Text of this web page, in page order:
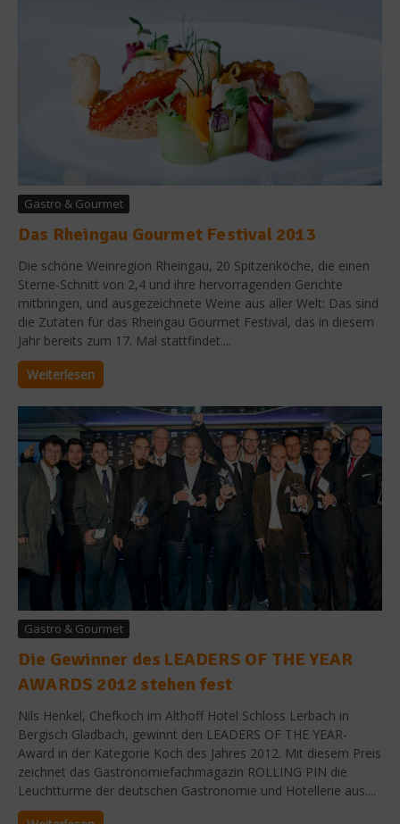
Gastro & Gourmet
Das Rheingau Gourmet Festival 2013
Die schöne Weinregion Rheingau, 20 Spitzenköche, die einen
Sterne-Schnitt von 2,4 und ihre hervorragenden Gerichte
mitbringen, und ausgezeichnete Weine aus aller Welt: Das sind
die Zutaten für das Rheingau Gourmet Festival, das in diesem
Jahr bereits zum 17. Mal stattfindet....
Weiterlesen
Gastro & Gourmet
Die Gewinner des LEADERS OF THE YEAR
AWARDS 2012 stehen fest
Nils Henkel, Chefkoch im Althoff Hotel Schloss Lerbach in
Bergisch Gladbach, gewinnt den LEADERS OF THE YEAR-
Award in der Kategorie Koch des Jahres 2012. Mit diesem Preis
zeichnet das Gastronomiefachmagazin ROLLING PIN die
Leuchttürme der deutschen Gastronomie und Hotellerie aus....